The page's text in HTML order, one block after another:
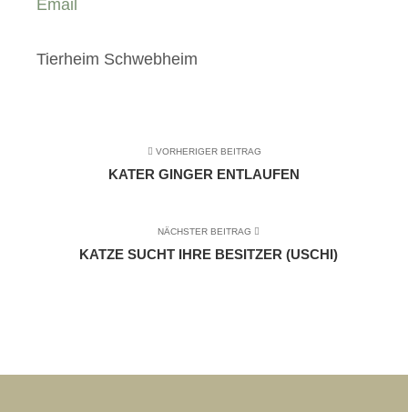
Email
Tierheim Schwebheim
VORHERIGER BEITRAG
KATER GINGER ENTLAUFEN
NÄCHSTER BEITRAG
KATZE SUCHT IHRE BESITZER (USCHI)